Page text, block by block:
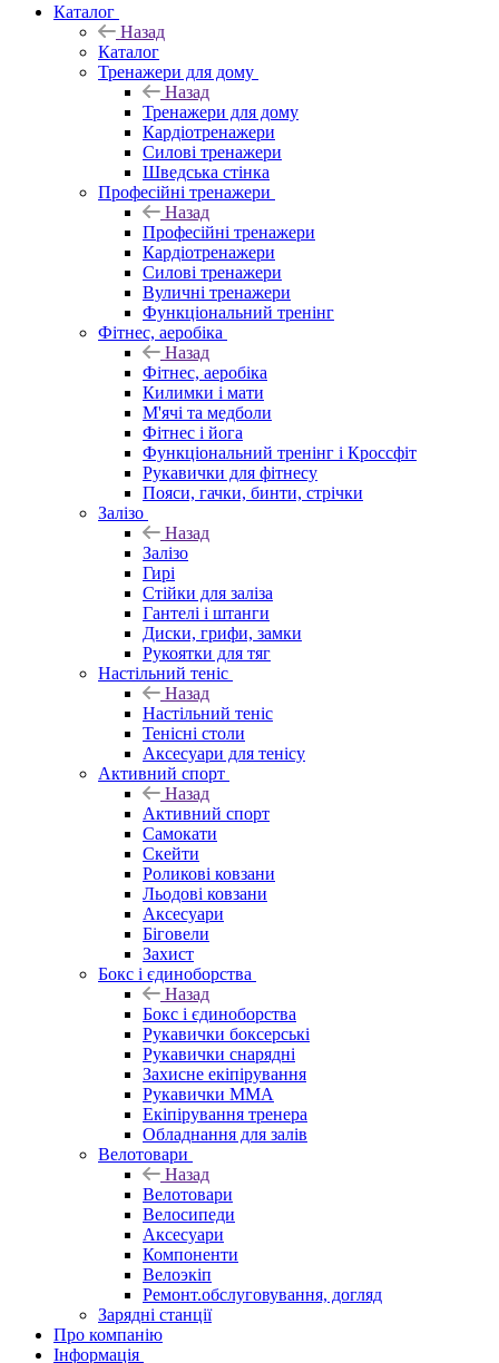
Каталог
Назад
Каталог
Тренажери для дому
Назад
Тренажери для дому
Кардіотренажери
Силові тренажери
Шведська стінка
Професійні тренажери
Назад
Професійні тренажери
Кардіотренажери
Силові тренажери
Вуличні тренажери
Функціональний тренінг
Фітнес, аеробіка
Назад
Фітнес, аеробіка
Килимки і мати
М'ячі та медболи
Фітнес і йога
Функціональний тренінг і Кроссфіт
Рукавички для фітнесу
Пояси, гачки, бинти, стрічки
Залізо
Назад
Залізо
Гирі
Стійки для заліза
Гантелі і штанги
Диски, грифи, замки
Рукоятки для тяг
Настільний теніс
Назад
Настільний теніс
Тенісні столи
Аксесуари для тенісу
Активний спорт
Назад
Активний спорт
Самокати
Скейти
Роликові ковзани
Льодові ковзани
Аксесуари
Біговели
Захист
Бокс і єдиноборства
Назад
Бокс і єдиноборства
Рукавички боксерські
Рукавички снарядні
Захисне екіпірування
Рукавички ММА
Екіпірування тренера
Обладнання для залів
Велотовари
Назад
Велотовари
Велосипеди
Аксесуари
Компоненти
Велоэкіп
Ремонт.обслуговування, догляд
Зарядні станції
Про компанію
Інформація